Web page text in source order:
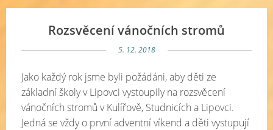
Rozsvěcení vánočních stromů
5. 12. 2018
Jako každý rok jsme byli požádáni, aby děti ze
základní školy v Lipovci vystoupily na rozsvěcení
vánočních stromů v Kulířově, Studnicích a Lipovci.
Jedná se vždy o první adventní víkend a děti vystupují